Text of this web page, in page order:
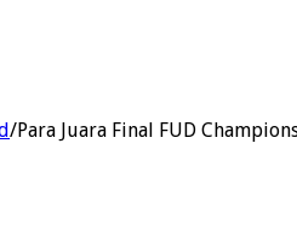
/Para Juara Final FUD